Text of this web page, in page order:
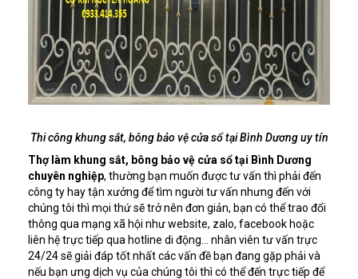
Thi công khung sắt, bông bảo vệ cửa sổ tại Bình Dương uy tín
Thợ làm khung sắt, bông bảo vệ cửa sổ tại Bình Dương
chuyên nghiệp, thường bạn muốn được tư vấn thì phải đến
công ty hay tận xưởng để tìm người tư vấn nhưng đến với
chúng tôi thì mọi thứ sẽ trở nên đơn giản, bạn có thể trao đổi
thông qua mạng xã hội như website, zalo, facebook hoặc
liên hệ trực tiếp qua hotline di động… nhân viên tư vấn trực
24/24 sẽ giải đáp tốt nhất các vấn đề bạn đang gặp phải và
nếu bạn ưng dịch vụ của chúng tôi thì có thể đến trực tiếp để